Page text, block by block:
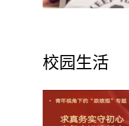
校园生活